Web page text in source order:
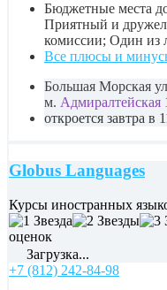
Бюджетные места
Приятный и
комиссии; Один из
Все плюсы и
Большая Морская
м. Адмиралтейская
откроется завтра в
Globus Languages
Курсы иностранных
оценок
Загрузка...
+7 (812) 242-84-98